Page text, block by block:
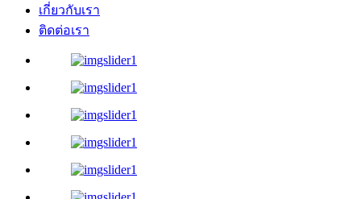
เกี่ยวกับเรา
ติดต่อเรา